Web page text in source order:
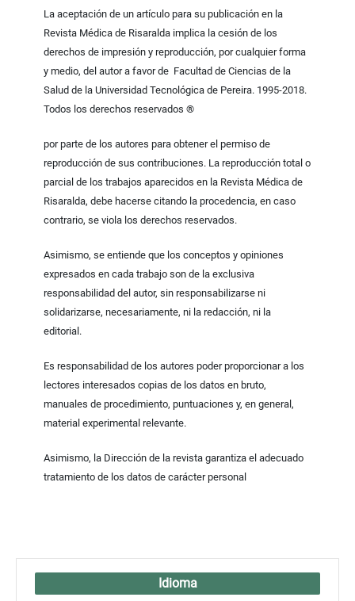
La aceptación de un artículo para su publicación en la
Revista Médica de Risaralda implica la cesión de los
derechos de impresión y reproducción, por cualquier forma
y medio, del autor a favor de Facultad de Ciencias de la
Salud de la Universidad Tecnológica de Pereira. 1995-2018.
Todos los derechos reservados ®
por parte de los autores para obtener el permiso de
reproducción de sus contribuciones. La reproducción total o
parcial de los trabajos aparecidos en la Revista Médica de
Risaralda, debe hacerse citando la procedencia, en caso
contrario, se viola los derechos reservados.
Asimismo, se entiende que los conceptos y opiniones
expresados en cada trabajo son de la exclusiva
responsabilidad del autor, sin responsabilizarse ni
solidarizarse, necesariamente, ni la redacción, ni la
editorial.
Es responsabilidad de los autores poder proporcionar a los
lectores interesados copias de los datos en bruto,
manuales de procedimiento, puntuaciones y, en general,
material experimental relevante.
Asimismo, la Dirección de la revista garantiza el adecuado
tratamiento de los datos de carácter personal
Idioma